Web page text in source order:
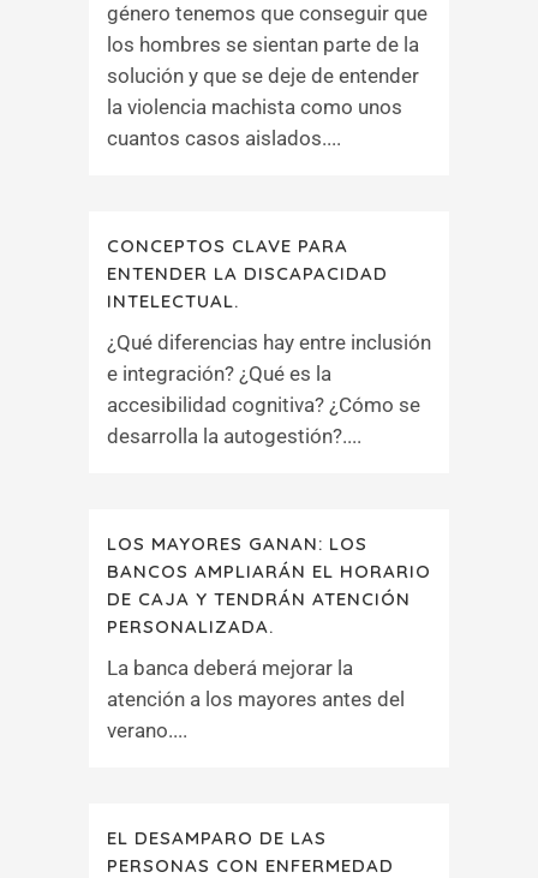
género tenemos que conseguir que
los hombres se sientan parte de la
solución y que se deje de entender
la violencia machista como unos
cuantos casos aislados....
CONCEPTOS CLAVE PARA
ENTENDER LA DISCAPACIDAD
INTELECTUAL.
¿Qué diferencias hay entre inclusión
e integración? ¿Qué es la
accesibilidad cognitiva? ¿Cómo se
desarrolla la autogestión?....
LOS MAYORES GANAN: LOS
BANCOS AMPLIARÁN EL HORARIO
DE CAJA Y TENDRÁN ATENCIÓN
PERSONALIZADA.
La banca deberá mejorar la
atención a los mayores antes del
verano....
EL DESAMPARO DE LAS
PERSONAS CON ENFERMEDAD